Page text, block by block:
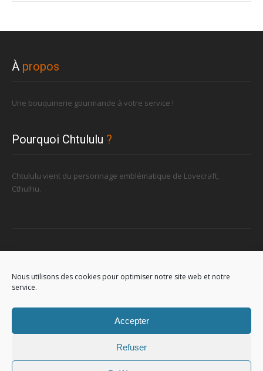
Nous utilisons des cookies pour optimiser notre site web et notre
service.
Accepter
Refuser
À propos
Une bouquinerie gourmande à votre service !
Pourquoi Chtululu ?
Chtululu vient du personnage emblématique de Lovecraft,
Cthulhu.